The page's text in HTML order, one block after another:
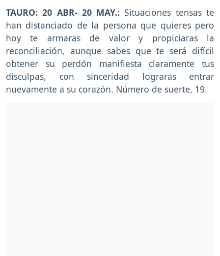
TAURO: 20 ABR- 20 MAY.: Situaciones tensas te
han distanciado de la persona que quieres pero
hoy te armaras de valor y propiciaras la
reconciliación, aunque sabes que te será difícil
obtener su perdón manifiesta claramente tus
disculpas, con sinceridad lograras entrar
nuevamente a su corazón. Número de suerte, 19.